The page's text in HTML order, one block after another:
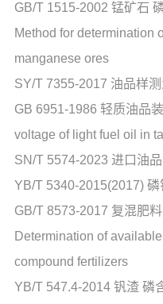
GB/T 1515-2002 锰矿石
Method for determination
manganese ores
SY/T 7355-2017 油品样
GB 6951-1986 轻质油品
voltage of light fuel oil in
SN/T 5574-2023 进口油
YB/T 5340-2015(2017)
GB/T 8573-2017 复混肥
Determination of
compound fertilizers
YB/T 547.4-2014 钒渣 磷